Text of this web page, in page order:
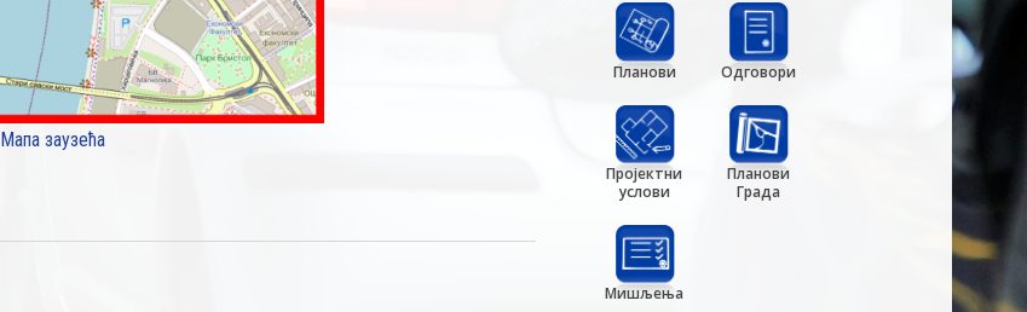
Мапа заузећа
Планови Одговори
Пројектни
услови
Планови
Града
Мишљења